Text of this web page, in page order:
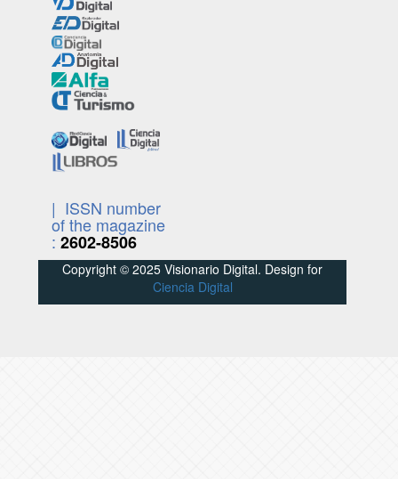
| ISSN number
of the magazine
: 2602-8506
Copyright © 2025 Visionario Digital. Design for
Ciencia Digital